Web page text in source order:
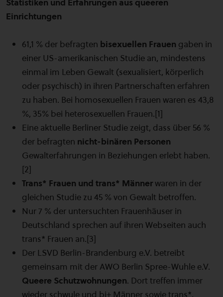
Statistiken und Erfahrungen aus queeren
Einrichtungen
61,1 % der befragten bisexuellen Frauen gaben in
einer US-amerikanischen Studie an, mindestens
einmal im Leben Gewalt (sexualisiert, körperlich
oder psychisch) in ihren Partnerschaften erfahren
zu haben. Bei homosexuellen Frauen waren es 43,8
%, 35% bei heterosexuellen Frauen.[1]
Eine aktuelle Berliner Studie zeigt, dass über 56 %
der befragten nicht-binären Personen
Gewalterfahrungen in Beziehungen erlebt haben.
[2]
Trans* Frauen und trans* Männerwaren in der
gleichen Studie zu 45 % von Gewalt betroffen.
Nur 7 % der untersuchten Frauenhäuser in
Deutschland sprechen auf ihren Webseiten auch
trans* Frauen an.[3]
Der LSVD Berlin-Brandenburg e.V. betreibt
gemeinsam mit der AWO Berlin Spree-Wuhle e.V.
Queere Schutzwohnungen. Dort treffen immer
wieder schwule und bi+ Männer sowie trans*,